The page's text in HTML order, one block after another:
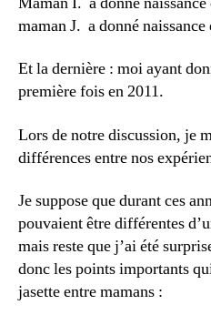
maman J. a donné
Et la dernière : moi ayant
première fois en 2011.
Lors de notre discussion, je
différences entre nos
Je suppose que durant ces
pouvaient être différentes
mais reste que j’ai été
donc les points importants
jasette entre mamans :